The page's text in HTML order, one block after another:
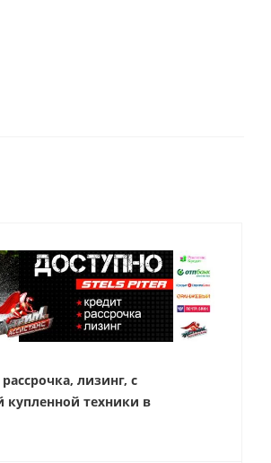
лизинг, с
купленной техники в